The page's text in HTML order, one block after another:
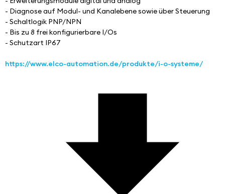
- Diagnose auf Modul- und Kanalebene sowie über Steuerung
- Schaltlogik PNP/NPN
- Bis zu 8 frei konfigurierbare I/Os
- Schutzart IP67
https://www.elco-automation.de/produkte/i-o-systeme/